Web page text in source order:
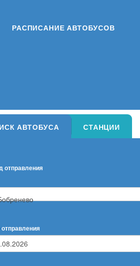
РАСПИСАНИЕ АВТОБУСОВ
АВТОБУСА СТАНЦИИ
отправления